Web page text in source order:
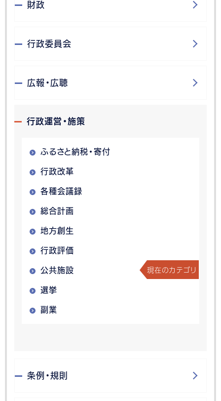
財政
行政委員会
広報・広聴
行政運営・施策
ふるさと納税・寄付
行政改革
各種会議録
総合計画
地方創生
行政評価
公共施設 現在のカテゴリ
選挙
副業
条例・規則